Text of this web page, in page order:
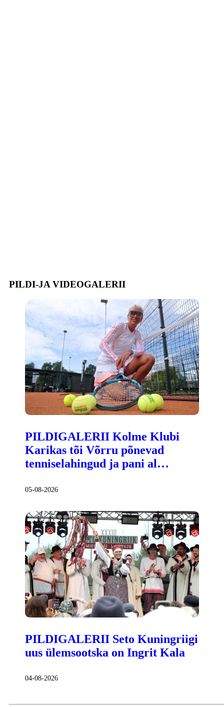
PILDI-JA VIDEOGALERII
PILDIGALERII Kolme Klubi
Karikas tõi Võrru põnevad
tenniselahingud ja pani al…
05-08-2026
PILDIGALERII Seto Kuningriigi
uus ülemsootska on Ingrit Kala
04-08-2026